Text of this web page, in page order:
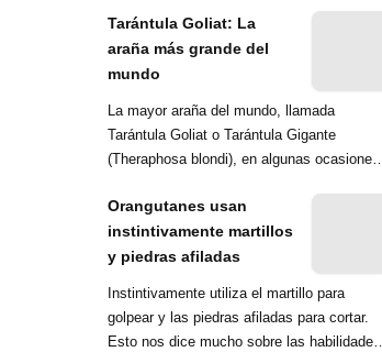
Tarántula Goliat: La
araña más grande del
mundo
La mayor araña del mundo, llamada
Tarántula Goliat o Tarántula Gigante
(Theraphosa blondi), en algunas ocasiones
Orangutanes usan
instintivamente martillos
y piedras afiladas
Instintivamente utiliza el martillo para
golpear y las piedras afiladas para cortar.
Esto nos dice mucho sobre las habilidades